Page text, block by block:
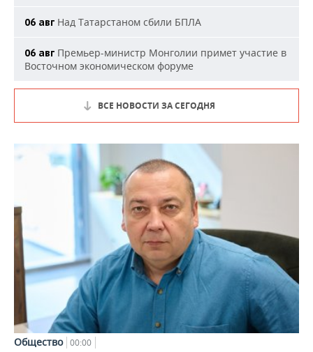
06 авг Над Татарстаном сбили БПЛА
06 авг Премьер-министр Монголии примет участие в
Восточном экономическом форуме
ВСЕ НОВОСТИ ЗА СЕГОДНЯ
Общество 00:00